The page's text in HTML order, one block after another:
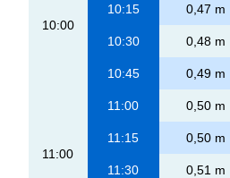
10:00
10:15 0,47 m
10:30 0,48 m
10:45 0,49 m
11:00
11:00 0,50 m
11:15 0,50 m
11:30 0,51 m